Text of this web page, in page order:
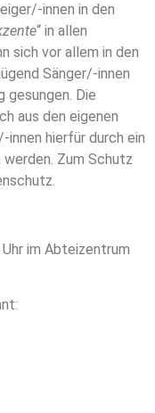
innen in den
“ in allen
sich vor allem in den
Sänger/-innen
gesungen. Die
aus den eigenen
innen hierfür durch ein
Zum Schutz
im Abteizentrum